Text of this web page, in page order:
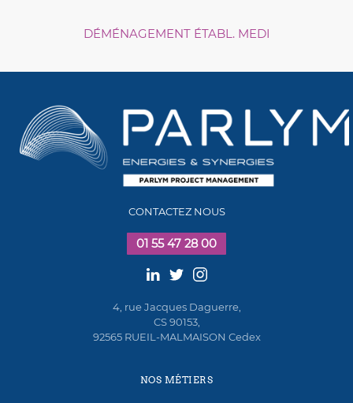
DÉMÉNAGEMENT ÉTABL. MEDI
CONTACTEZ NOUS
01 55 47 28 00
4, rue Jacques Daguerre,
CS 90153,
92565 RUEIL-MALMAISON Cedex
NOS MÉTIERS